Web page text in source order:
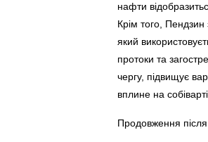
нафти
Крім того,
який
протоки та
чергу, підвищує
вплине на
Продовження